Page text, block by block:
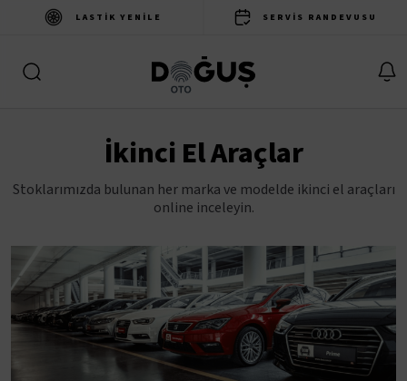
LASTIK YENILE SERVIS RANDEVUSU
İkinci El Araçlar
Stoklarımızda bulunan her marka ve modelde ikinci el araçları
online inceleyin.